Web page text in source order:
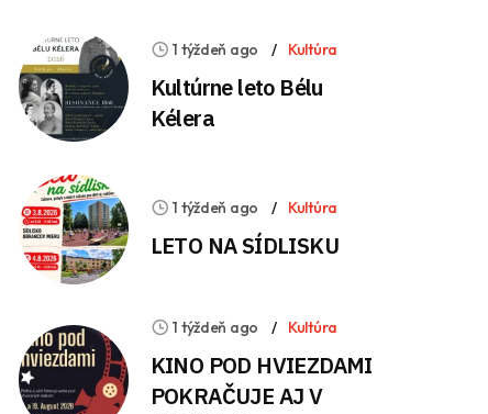
1 týždeň ago Kultúra
Kultúrne leto Bélu
Kélera
1 týždeň ago Kultúra
LETO NA SÍDLISKU
1 týždeň ago Kultúra
KINO POD HVIEZDAMI
POKRAČUJE AJ V